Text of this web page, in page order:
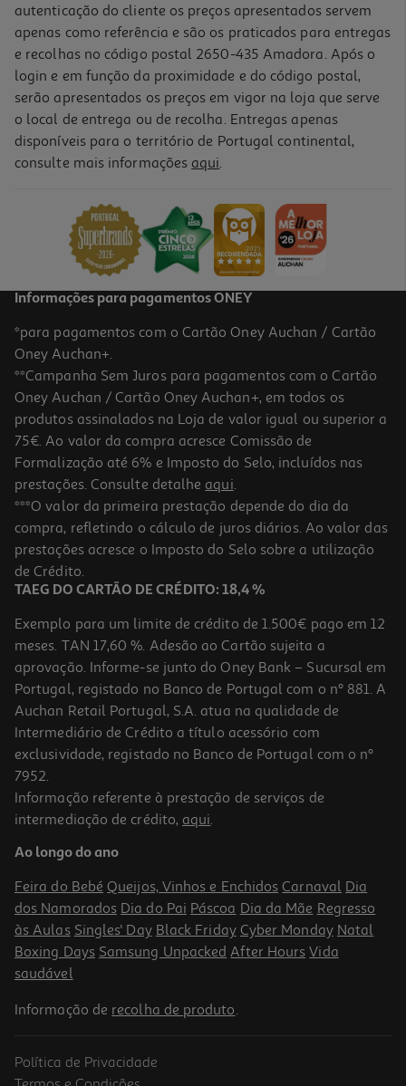
4.7
Salmão Fumado Escócia Auchan Collection 160g
10,99 €
3.9 (110)
Salmão Polegar Fumado 200 Gr
29.95 €/Kg
5,99 €
Salmao Fumado Skandia Baixo Teor Sal 80g
74.88 €/Kg
5,99 €
autenticação do cliente os preços apresentados servem
apenas como referência e são os praticados para entregas
e recolhas no código postal 2650-435 Amadora. Após o
login e em função da proximidade e do código postal,
serão apresentados os preços em vigor na loja que serve
o local de entrega ou de recolha. Entregas apenas
disponíveis para o território de Portugal continental,
consulte mais informações aqui.
Informações para pagamentos ONEY
*para pagamentos com o Cartão Oney Auchan / Cartão
Oney Auchan+.
**Campanha Sem Juros para pagamentos com o Cartão
Oney Auchan / Cartão Oney Auchan+, em todos os
produtos assinalados na Loja de valor igual ou superior a
75€. Ao valor da compra acresce Comissão de
Formalização até 6% e Imposto do Selo, incluídos nas
prestações. Consulte detalhe aqui.
***O valor da primeira prestação depende do dia da
compra, refletindo o cálculo de juros diários. Ao valor das
prestações acresce o Imposto do Selo sobre a utilização
de Crédito.
TAEG DO CARTÃO DE CRÉDITO: 18,4 %
Exemplo para um limite de crédito de 1.500€ pago em 12
meses. TAN 17,60 %. Adesão ao Cartão sujeita a
aprovação. Informe-se junto do Oney Bank – Sucursal em
Portugal, registado no Banco de Portugal com o nº 881. A
Auchan Retail Portugal, S.A. atua na qualidade de
Intermediário de Crédito a título acessório com
exclusividade, registado no Banco de Portugal com o nº
7952.
Informação referente à prestação de serviços de
intermediação de crédito, aqui.
Ao longo do ano
Feira do Bebé Queijos, Vinhos e Enchidos Carnaval Dia
dos Namorados Dia do Pai Páscoa Dia da Mãe Regresso
às Aulas Singles' Day Black Friday Cyber Monday Natal
Boxing Days Samsung Unpacked After Hours Vida
saudável
Informação de recolha de produto.
Política de Privacidade